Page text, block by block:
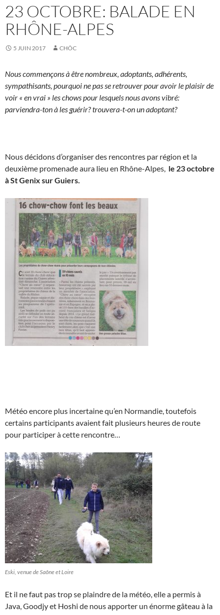
23 OCTOBRE: BALADE EN
RHÔNE-ALPES
5 JUIN 2017 CHÔC
Nous commençons à être nombreux, adoptants, adhérents,
sympathisants, pourquoi ne pas se retrouver pour avoir le plaisir de
voir « en vrai » les chows pour lesquels nous avons vibré:
parviendra-ton à les guérir? trouvera-t-on un adoptant?
Nous décidons d’organiser des rencontres par région et la
deuxième promenade aura lieu en Rhône-Alpes, le 23 octobre
à St Genix sur Guiers.
Météo encore plus incertaine qu’en Normandie, toutefois
certains participants avaient fait plusieurs heures de route
pour participer à cette rencontre…
Eski, venue de Saône et Loire
Et il ne faut pas trop se plaindre de la météo, elle a permis à
Java, Goodjy et Hoshi de nous apporter un énorme gâteau à la